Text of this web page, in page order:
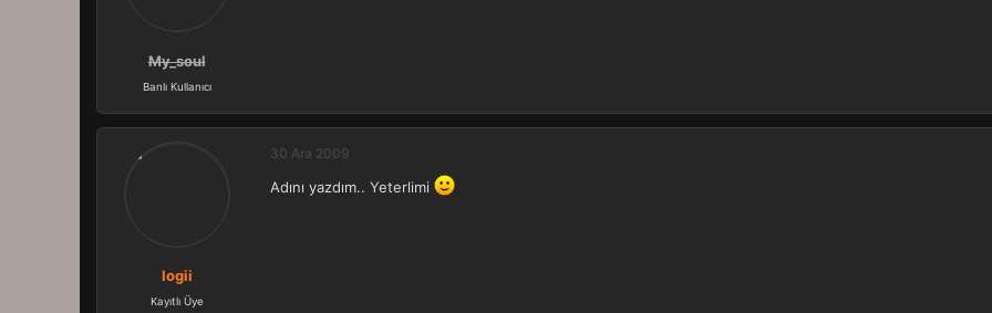
My_soul
Banlı Kullanıcı
logii
Kayıtlı Üye
30 Ara 2009
Adını yazdım.. Yeterlimi